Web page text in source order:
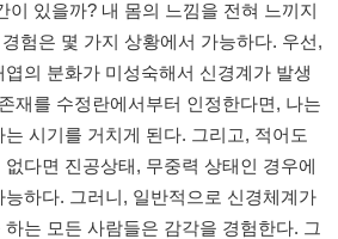
이 있을까? 내 몸의 느낌을 전혀 느끼지
험은 몇 가지 상황에서 가능하다. 우선,
의 분화가 미성숙해서 신경계가 발생
재를 수정란에서부터 인정한다면, 나는
시기를 거치게 된다. 그리고, 적어도
다면 진공상태, 무중력 상태인 경우에
하다. 그러니, 일반적으로 신경체계가
는 모든 사람들은 감각을 경험한다. 그